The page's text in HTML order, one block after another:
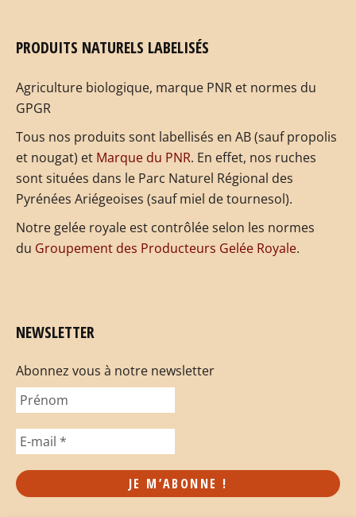
PRODUITS NATURELS LABELISÉS
Agriculture biologique, marque PNR et normes du
GPGR
Tous nos produits sont labellisés en AB (sauf propolis
et nougat) et Marque du PNR. En effet, nos ruches
sont situées dans le Parc Naturel Régional des
Pyrénées Ariégeoises (sauf miel de tournesol).
Notre gelée royale est contrôlée selon les normes
du Groupement des Producteurs Gelée Royale.
NEWSLETTER
Abonnez vous à notre newsletter